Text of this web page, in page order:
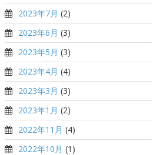
2023年7月 (2)
2023年6月 (3)
2023年5月 (3)
2023年4月 (4)
2023年3月 (3)
2023年1月 (2)
2022年11月 (4)
2022年10月 (1)